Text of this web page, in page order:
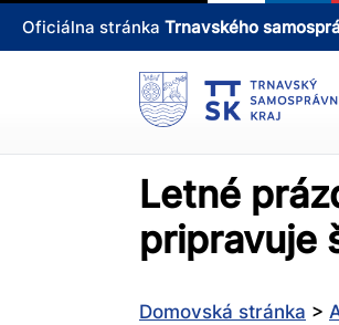
Oficiálna stránka Trnavského
Letné
pripravuje
Domovská stránka >